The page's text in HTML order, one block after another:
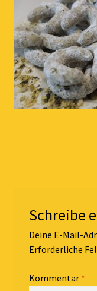
Kontakt
Gästebuch
Schreibe
Deine E-Mail-
Erforderliche
Kommentar *